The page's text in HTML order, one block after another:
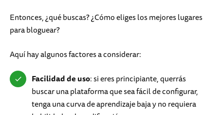
Entonces, ¿qué buscas? ¿Cómo eliges los mejores lugares
para bloguear?
Aquí hay algunos factores a considerar:
Facilidad de uso: si eres principiante, querrás
buscar una plataforma que sea fácil de configurar,
tenga una curva de aprendizaje baja y no requiera